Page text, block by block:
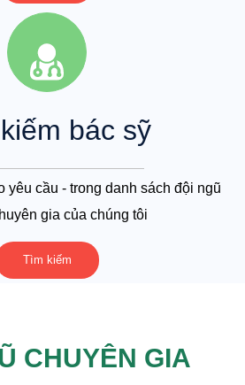
Chi tiết
kiếm bác sỹ
yêu cầu - trong danh sách đội ngũ
gia của chúng tôi